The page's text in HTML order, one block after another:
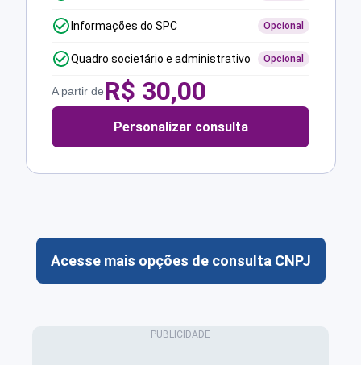
Informações do SPC Opcional
Quadro societário e administrativo Opcional
A partir deR$ 30,00
Personalizar consulta
Acesse mais opções de consulta CNPJ